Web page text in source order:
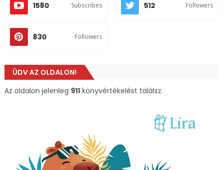
1580 Subscribes 512 Followers
830 Followers
ÜDV AZ OLDALON!
Az oldalon jelenleg 911könyvértékelést találsz.